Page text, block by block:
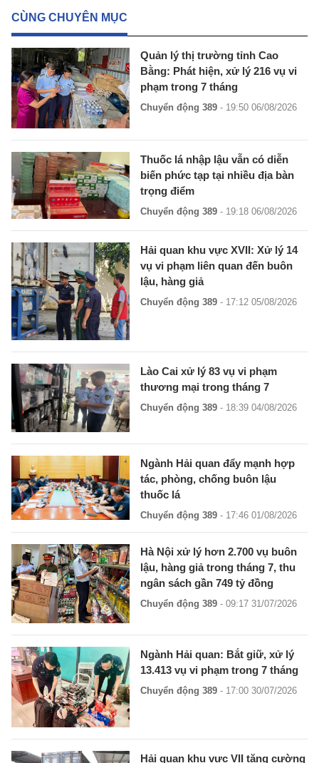
CÙNG CHUYÊN MỤC
Quản lý thị trường tỉnh Cao
Bằng: Phát hiện, xử lý 216 vụ vi
phạm trong 7 tháng
Chuyển động 389 - 19:50 06/08/2026
Thuốc lá nhập lậu vẫn có diễn
biến phức tạp tại nhiều địa bàn
trọng điểm
Chuyển động 389 - 19:18 06/08/2026
Hải quan khu vực XVII: Xử lý 14
vụ vi phạm liên quan đến buôn
lậu, hàng giả
Chuyển động 389 - 17:12 05/08/2026
Lào Cai xử lý 83 vụ vi phạm
thương mại trong tháng 7
Chuyển động 389 - 18:39 04/08/2026
Ngành Hải quan đẩy mạnh hợp
tác, phòng, chống buôn lậu
thuốc lá
Chuyển động 389 - 17:46 01/08/2026
Hà Nội xử lý hơn 2.700 vụ buôn
lậu, hàng giả trong tháng 7, thu
ngân sách gần 749 tỷ đồng
Chuyển động 389 - 09:17 31/07/2026
Ngành Hải quan: Bắt giữ, xử lý
13.413 vụ vi phạm trong 7 tháng
Chuyển động 389 - 17:00 30/07/2026
Hải quan khu vực VII tăng cường